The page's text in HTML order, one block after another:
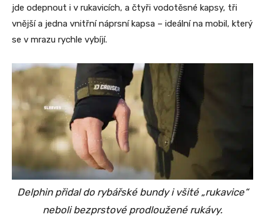
jde odepnout i v rukavicích, a čtyři vodotěsné kapsy, tři
vnější a jedna vnitřní náprsní kapsa – ideální na mobil, který
se v mrazu rychle vybíjí.
Delphin přidal do rybářské bundy i všité „rukavice“
neboli bezprstové prodloužené rukávy.